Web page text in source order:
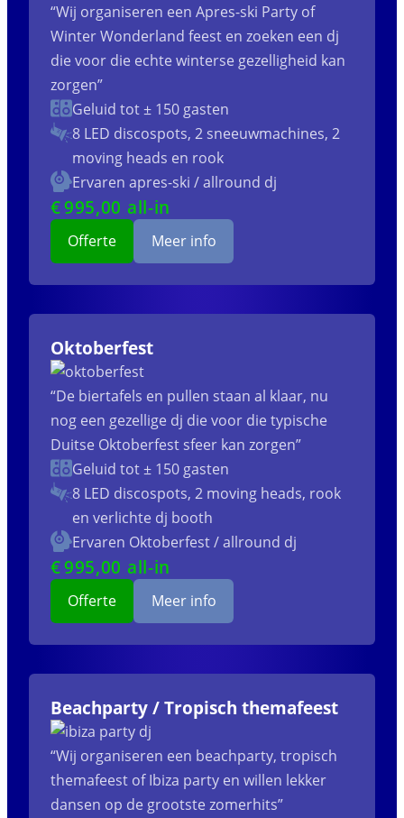
“Wij organiseren een Apres-ski Party of
Winter Wonderland feest en zoeken een dj
die voor die echte winterse gezelligheid kan
zorgen”
Geluid tot ± 150 gasten
8 LED discospots, 2 sneeuwmachines, 2
moving heads en rook
Ervaren apres-ski / allround dj
€995,00 all-in
Offerte Meer info
Oktoberfest
“De biertafels en pullen staan al klaar, nu
nog een gezellige dj die voor die typische
Duitse Oktoberfest sfeer kan zorgen”
Geluid tot ± 150 gasten
8 LED discospots, 2 moving heads, rook
en verlichte dj booth
Ervaren Oktoberfest / allround dj
€995,00 all-in
Offerte Meer info
Beachparty / Tropisch themafeest
“Wij organiseren een beachparty, tropisch
themafeest of Ibiza party en willen lekker
dansen op de grootste zomerhits”